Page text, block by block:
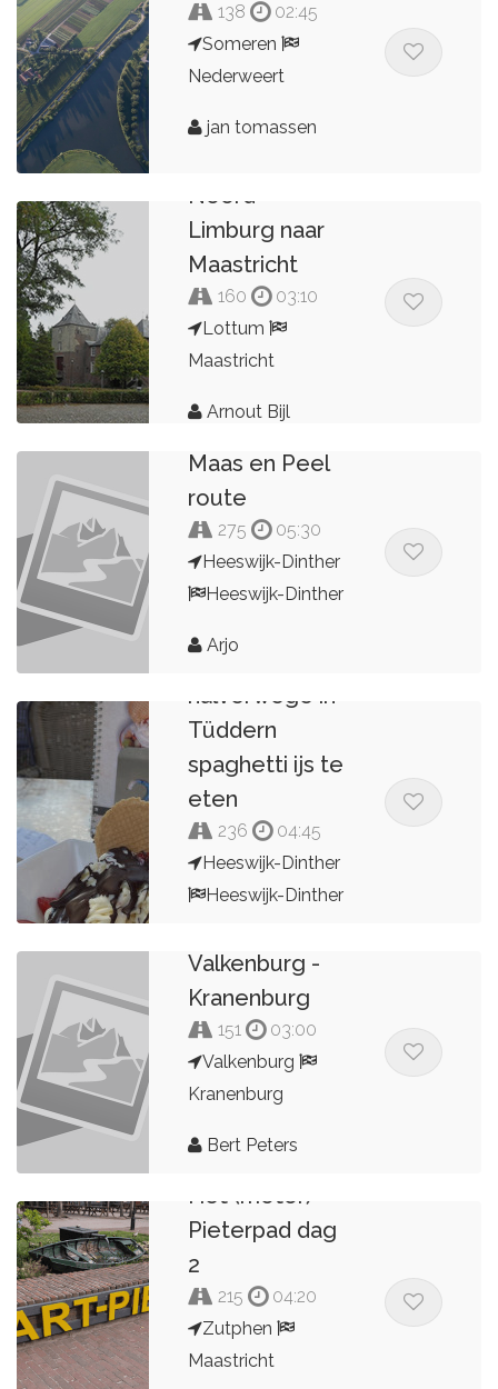
138
02:45
Someren
Nederweert
jan tomassen
Noord-
Limburg naar
Maastricht
160
03:10
Lottum
Maastricht
Arnout Bijl
Maas en Peel
route
275
05:30
Heeswijk-Dinther
Heeswijk-Dinther
Arjo
Mooie rit om
halverwege in
Tüddern
spaghetti ijs te
eten
236
04:45
Heeswijk-Dinther
Heeswijk-Dinther
Valkenburg -
Kranenburg
151
03:00
Valkenburg
Kranenburg
Bert Peters
Het (motor)
Pieterpad dag
2
215
04:20
Zutphen
Maastricht